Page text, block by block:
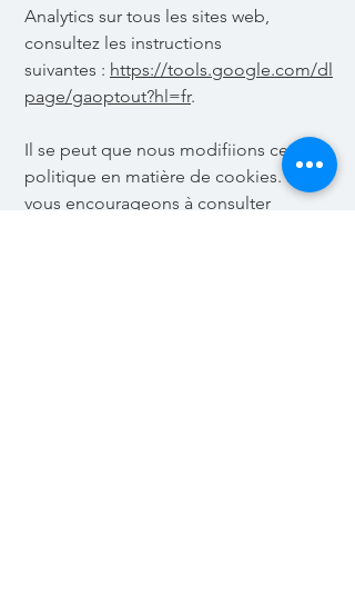
Analytics sur tous les sites web,
consultez les instructions
suivantes : https://tools.google.com/dl
page/gaoptout?hl=fr.
Il se peut que nous modifiions cette
politique en matière de cookies. Nous
vous encourageons à consulter